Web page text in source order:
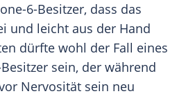
6-Besitzer, dass das
und leicht aus der Hand
dürfte wohl der Fall eines
sein, der während
Nervosität sein neu